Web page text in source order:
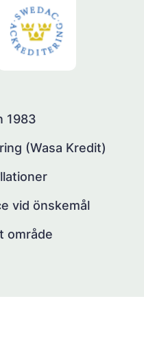
1983
(Wasa Kredit)
vid önskemål
område